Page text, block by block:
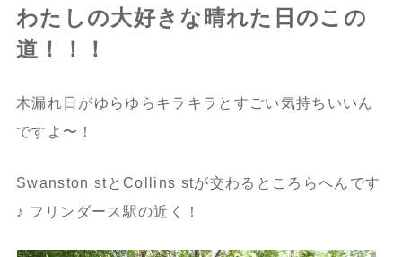
わたしの大好きな晴れた日のこの
道！！！
木漏れ日がゆらゆらキラキラとすごい気持ちいいん
ですよ〜！
Swanston stとCollins stが交わるところらへんです
♪ フリンダース駅の近く！